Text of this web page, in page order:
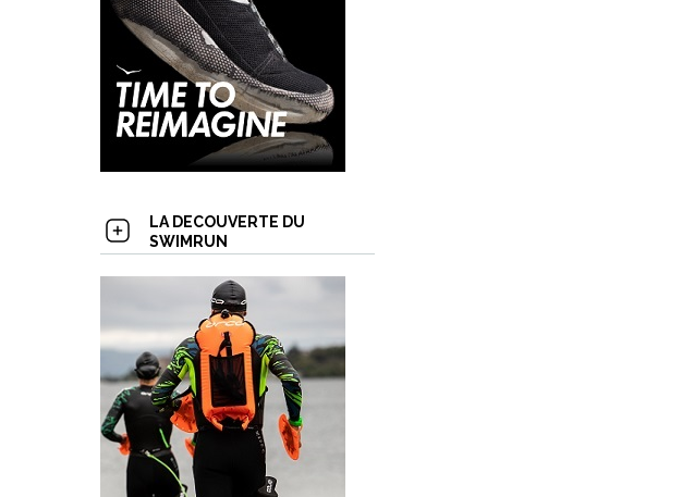
LA DECOUVERTE DU
SWIMRUN